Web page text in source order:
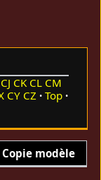
CJ CK CL CM
CY CZ
Top
Copie modèle